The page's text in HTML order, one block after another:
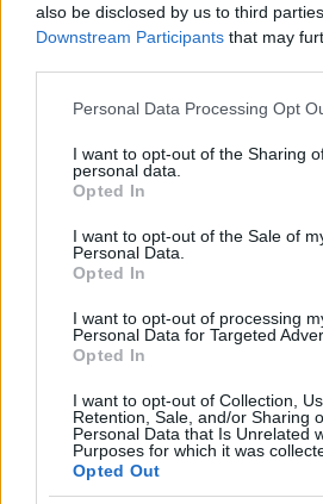
also be disclosed by us to third
Downstream Participants that may
Please note that this website/app
not limited to your visit or usage
grant or deny consent to Google and
use your data for below specified
consent section.
Personal Data Processing Opt
I want to opt-out of the Sharing
personal data.
Opted In
I want to opt-out of the Sale of
Personal Data.
Opted In
I want to opt-out of processing
Personal Data for Targeted
Opted In
I want to opt-out of Collection,
Retention, Sale, and/or Sharing
Personal Data that Is Unrelated
Purposes for which it was
Opted Out
Jön még